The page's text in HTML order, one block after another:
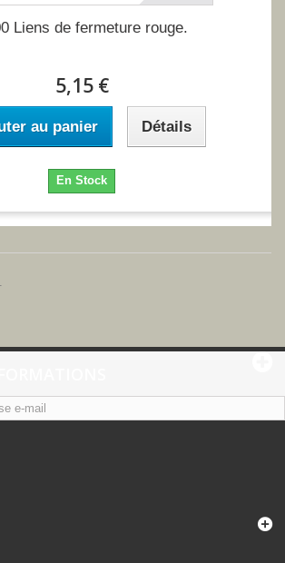
Liens de fermeture rouge.
5,15 €
au panier Détails
En Stock